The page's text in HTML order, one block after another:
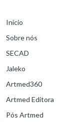
Início
Sobre nós
SECAD
Jaleko
Artmed360
Artmed Editora
Pós Artmed